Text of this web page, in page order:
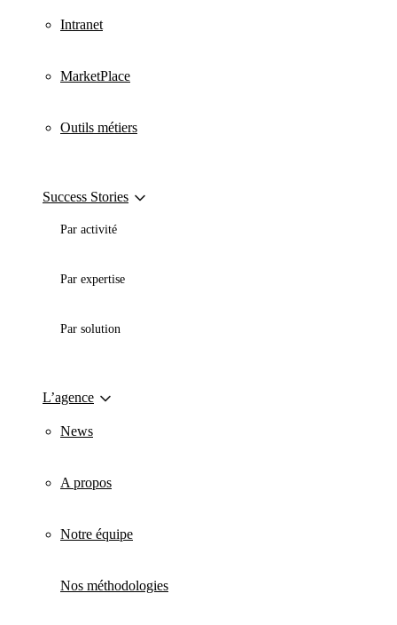
Intranet
MarketPlace
Outils métiers
Success Stories
Par activité
Par expertise
Par solution
L’agence
News
A propos
Notre équipe
Nos méthodologies